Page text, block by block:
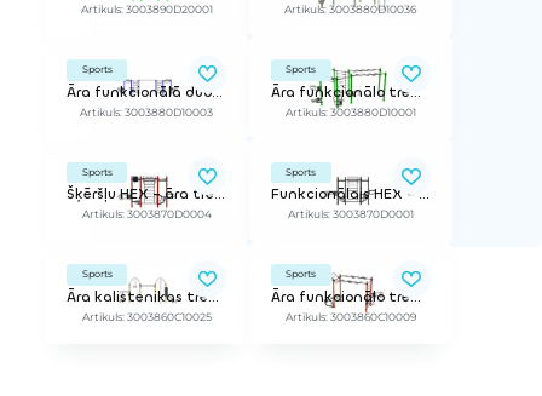
Artikuls: 3003890D20001 Artikuls: 3003880D10036
Sports
Āra funkcionālā dubultā sešstūra stacija
Artikuls: 3003880D10003
Sports
Āra funkcionālo treniņu stacija
Artikuls: 3003880D10001
Sports
Šķēršļu HEX – āra treniņu stacija ar šķēršļu elementiem
Artikuls: 3003870D0004
Sports
Funkcionālais HEX – āra treniņu stacija
Artikuls: 3003870D0001
Sports
Āra kalistenikas treniņu stacija
Artikuls: 3003860C10025
Sports
Āra funkcionālo treniņu stacija
Artikuls: 3003860C10009